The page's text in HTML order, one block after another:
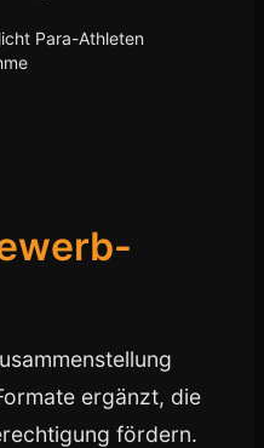
Para-Athleten
ergänzt, die
fördern.